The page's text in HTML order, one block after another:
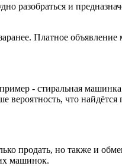
разобраться и
Платное объявление
- стиральная
что найдётся
продать, но также и
машинок.